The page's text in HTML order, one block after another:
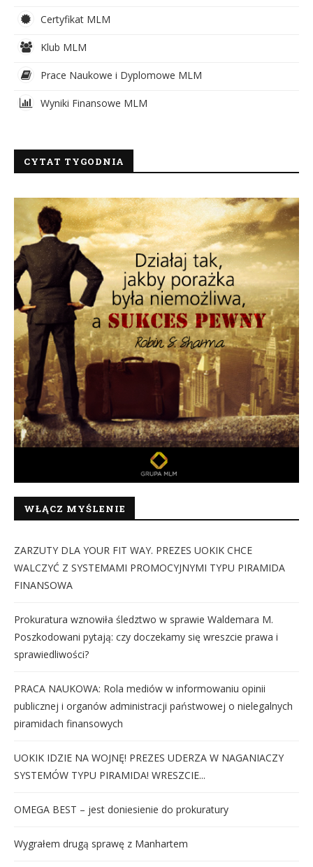
Certyfikat MLM
Klub MLM
Prace Naukowe i Dyplomowe MLM
Wyniki Finansowe MLM
CYTAT TYGODNIA
WŁĄCZ MYŚLENIE
ZARZUTY DLA YOUR FIT WAY. PREZES UOKIK CHCE
WALCZYĆ Z SYSTEMAMI PROMOCYJNYMI TYPU PIRAMIDA
FINANSOWA
Prokuratura wznowiła śledztwo w sprawie Waldemara M.
Poszkodowani pytają: czy doczekamy się wreszcie prawa i
sprawiedliwości?
PRACA NAUKOWA: Rola mediów w informowaniu opinii
publicznej i organów administracji państwowej o nielegalnych
piramidach finansowych
UOKIK IDZIE NA WOJNĘ! PREZES UDERZA W NAGANIACZY
SYSTEMÓW TYPU PIRAMIDA! WRESZCIE...
OMEGA BEST – jest doniesienie do prokuratury
Wygrałem drugą sprawę z Manhartem